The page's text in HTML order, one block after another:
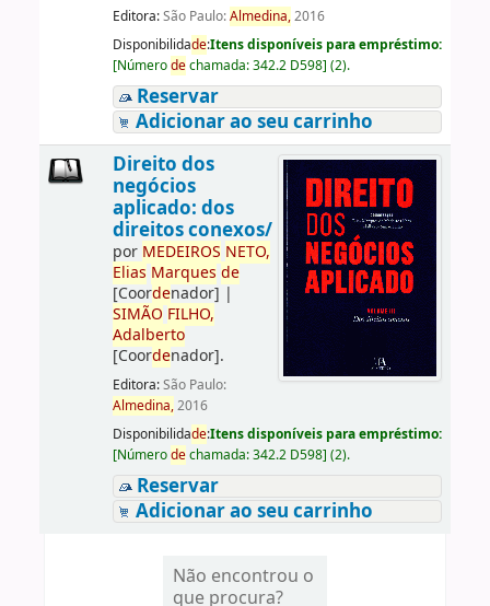
Editora:São Paulo:Almedina,2016
Disponibilidade:Itens disponíveis para empréstimo:
[Númerodechamada:342.2 D598] (2).
Reservar
Adicionar ao seu carrinho
Direito dos
negócios
aplicado: dos
direitos conexos/
por MEDEIROS NETO,
Elias Marques de
[Coordenador] |
SIMÃO FILHO,
Adalberto
[Coordenador].
Editora:São Paulo:
Almedina,2016
Disponibilidade:Itens disponíveis para empréstimo:
[Númerodechamada:342.2 D598] (2).
Reservar
Adicionar ao seu carrinho
Não encontrou o
que procura?